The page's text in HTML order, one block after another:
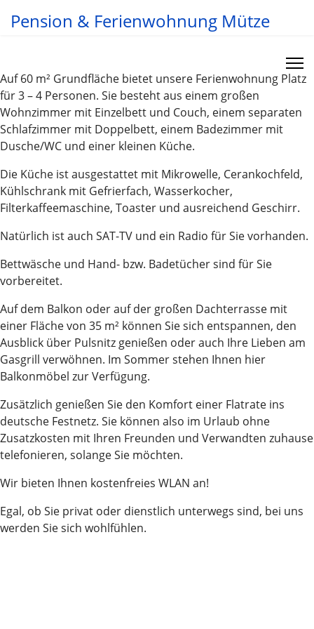
Pension & Ferienwohnung Mütze
Auf 60 m² Grundfläche bietet unsere Ferienwohnung Platz
für 3 – 4 Personen. Sie besteht aus einem großen
Wohnzimmer mit Einzelbett und Couch, einem separaten
Schlafzimmer mit Doppelbett, einem Badezimmer mit
Dusche/WC und einer kleinen Küche.
Die Küche ist ausgestattet mit Mikrowelle, Cerankochfeld,
Kühlschrank mit Gefrierfach, Wasserkocher,
Filterkaffeemaschine, Toaster und ausreichend Geschirr.
Natürlich ist auch SAT-TV und ein Radio für Sie vorhanden.
Bettwäsche und Hand- bzw. Badetücher sind für Sie
vorbereitet.
Auf dem Balkon oder auf der großen Dachterrasse mit
einer Fläche von 35 m² können Sie sich entspannen, den
Ausblick über Pulsnitz genießen oder auch Ihre Lieben am
Gasgrill verwöhnen. Im Sommer stehen Ihnen hier
Balkonmöbel zur Verfügung.
Zusätzlich genießen Sie den Komfort einer Flatrate ins
deutsche Festnetz. Sie können also im Urlaub ohne
Zusatzkosten mit Ihren Freunden und Verwandten zuhause
telefonieren, solange Sie möchten.
Wir bieten Ihnen kostenfreies WLAN an!
Egal, ob Sie privat oder dienstlich unterwegs sind, bei uns
werden Sie sich wohlfühlen.